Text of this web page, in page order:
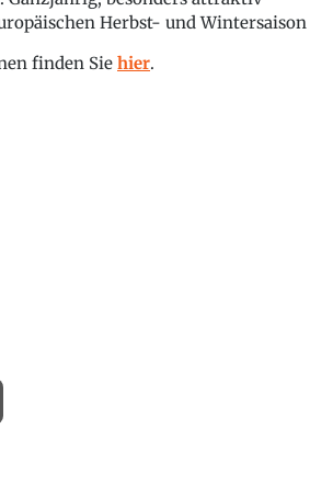
Herbst- und Wintersaison
finden Sie hier.